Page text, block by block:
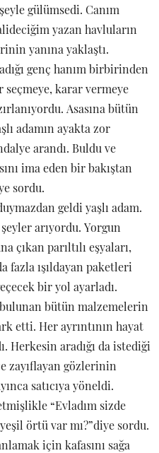
gülümsedi. Canım
yazan havluların
yanına yaklaştı.
genç hanım birbirinden
karar vermeye
Asasına bütün
adamın ayakta zor
arandı. Buldu ve
ima eden bir bakıştan
sordu.
geldi yaşlı adam.
arıyordu. Yorgun
çıkan parıltılı eşyaları,
fazla ışıldayan paketleri
bir yol ayarladı.
bulunan bütün malzemelerin
etti. Her ayrıntının hayat
Herkesin aradığı da istediği
zayıflayan gözlerinin
satıcıya yöneldi.
“Evladım sizde
örtü var mı?”diye sordu.
için kafasını sağa